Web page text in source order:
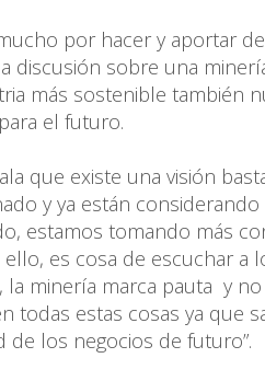
por hacer y aportar
discusión sobre una
más sostenible también
el futuro.
que existe una visión
y ya están
estamos tomando más
es cosa de escuchar a
minería marca pauta y
todas estas cosas ya que
los negocios de futuro”.